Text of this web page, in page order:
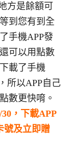
方是餘額可
到您有到全
手機APP發
可以用點數
載了手機
所以APP自己
數更快唷。
，下載APP
號及立即贈